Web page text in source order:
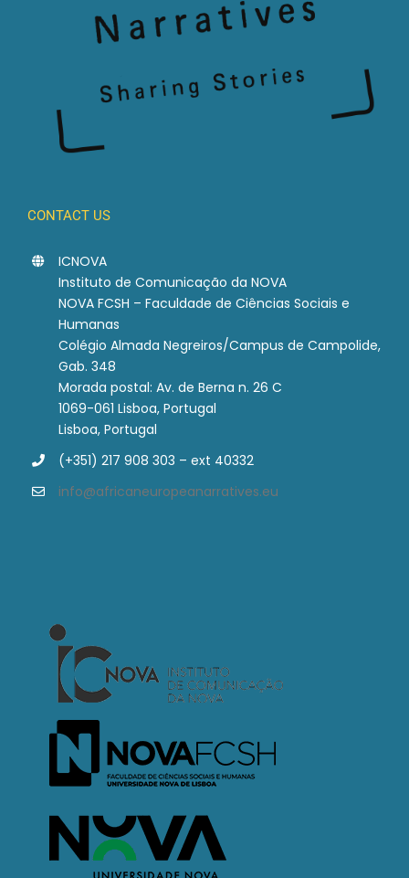
CONTACT US
ICNOVA
Instituto de Comunicação da NOVA
NOVA FCSH – Faculdade de Ciências Sociais e
Humanas
Colégio Almada Negreiros/Campus de Campolide,
Gab. 348
Morada postal: Av. de Berna n. 26 C
1069-061 Lisboa, Portugal
Lisboa, Portugal
(+351) 217 908 303 – ext 40332
info@africaneuropeanarratives.eu